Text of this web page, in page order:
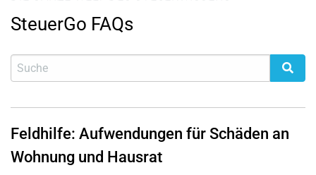
SteuerGo FAQs
Feldhilfe: Aufwendungen für Schäden an
Wohnung und Hausrat